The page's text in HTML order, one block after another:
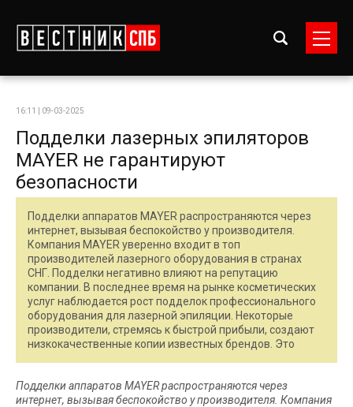
16:11 | 09-03-2025
Подделки лазерных эпиляторов
MAYER не гарантируют
безопасности
Подделки аппаратов MAYER распространяются через
интернет, вызывая беспокойство у производителя.
Компания MAYER уверенно входит в топ
производителей лазерного оборудования в странах
СНГ. Подделки негативно влияют на репутацию
компании. В последнее время на рынке косметических
услуг наблюдается рост подделок профессионального
оборудования для лазерной эпиляции. Некоторые
производители, стремясь к быстрой прибыли, создают
низкокачественные копии известных брендов. Это
Подделки аппаратов MAYER распространяются через
интернет, вызывая беспокойство у производителя. Компания